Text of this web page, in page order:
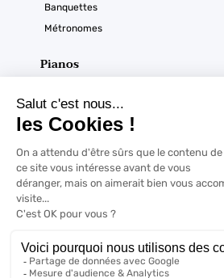
Banquettes
Métronomes
Pianos
Acoustiques
Numériques
Ouverture du magasin
Horaires :
De 9h30 à 12h30 et de 14h à 18h sur RDV